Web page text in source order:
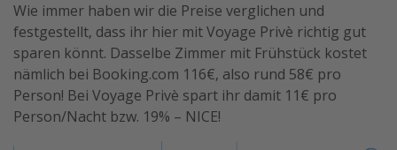
Wie immer haben wir die Preise verglichen und
festgestellt, dass ihr hier mit Voyage Privè richtig gut
sparen könnt. Dasselbe Zimmer mit Frühstück kostet
nämlich bei Booking.com 116€, also rund 58€ pro
Person! Bei Voyage Privè spart ihr damit 11€ pro
Person/Nacht bzw. 19% – NICE!